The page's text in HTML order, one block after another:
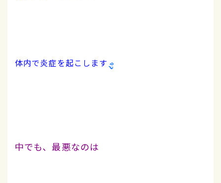
体内で炎症を起こします
中でも、最悪なのは